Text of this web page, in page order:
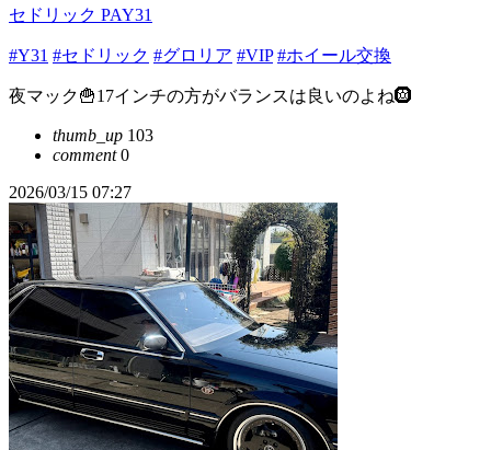
セドリック PAY31
#Y31 #セドリック #グロリア #VIP #ホイール交換
夜マック🍟17インチの方がバランスは良いのよね🛞
thumb_up 103
comment0
2026/03/15 07:27